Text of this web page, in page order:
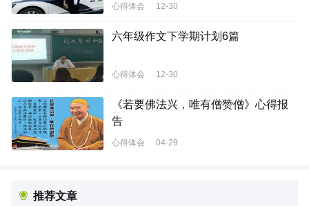
心得体会 12-30
六年级作文下学期计划6篇
心得体会 12-30
《若要佛法兴，唯有僧赞僧》心得报
告
心得体会 04-29
推荐文章